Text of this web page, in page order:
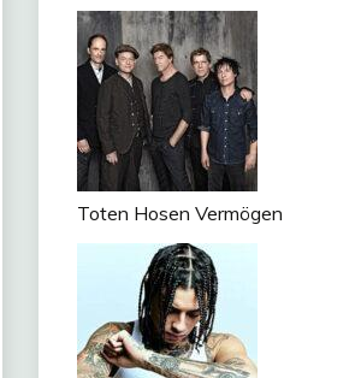
Toten Hosen Vermögen